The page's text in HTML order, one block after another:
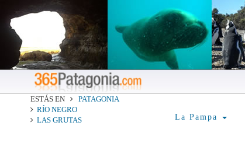
ESTÁS EN
PATAGONIA
RÍO NEGRO
LAS GRUTAS
La Pampa